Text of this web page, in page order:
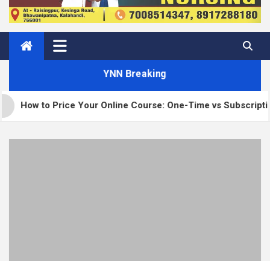
YNN Breaking
Price Your Online Course: One-Time vs Subscription vs